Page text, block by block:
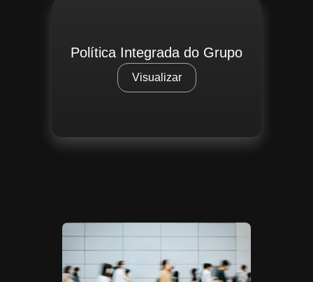
Política Integrada do Grupo
Visualizar